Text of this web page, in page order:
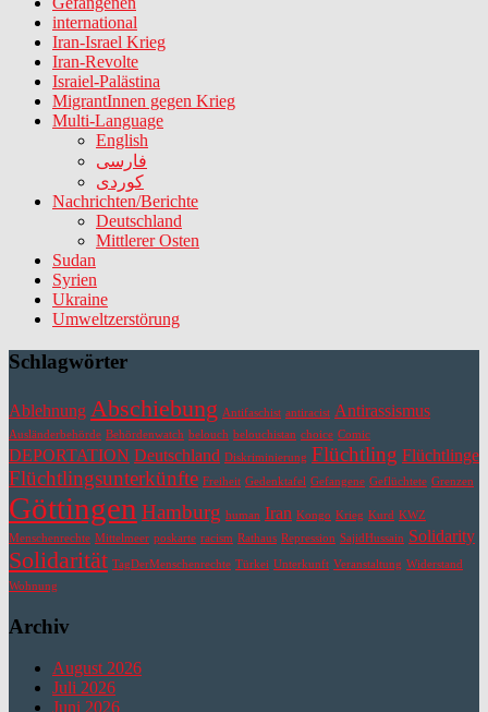
international
Iran-Israel Krieg
Iran-Revolte
Israiel-Palästina
MigrantInnen gegen Krieg
Multi-Language
English
فارسی
کوردی
Nachrichten/Berichte
Deutschland
Mittlerer Osten
Sudan
Syrien
Ukraine
Umweltzerstörung
Schlagwörter
Ablehnung Abschiebung Antifaschist antiracist Antirassismus
Ausländerbehörde Behördenwatch belouch belouchistan choice Comic
DEPORTATION Deutschland Diskriminierung Flüchtling Flüchtlinge
Flüchtlingsunterkünfte Freiheit Gedenktafel Gefangene Geflüchtete Grenzen
Göttingen Hamburg human Iran Kongo Krieg Kurd KWZ
Menschenrechte Mittelmeer poskarte racism Rathaus Repression SajidHussain Solidarity
Solidarität TagDerMenschenrechte Türkei Unterkunft Veranstaltung Widerstand
Wohnung
Archiv
August 2026
Juli 2026
Juni 2026